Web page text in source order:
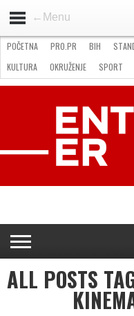
←Menu
STANDARD
GOSPODARSTVO
OKRUŽENJE
POČETNA PRO.PR BIH
KULTURA
OKRUŽENJE SPORT
NATJEČAJI
FILMING LOCATION IN
ALL POSTS